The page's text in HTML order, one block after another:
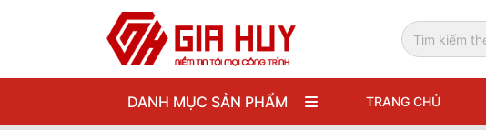
DANH MỤC SẢN PHẨM TRANG CHỦ